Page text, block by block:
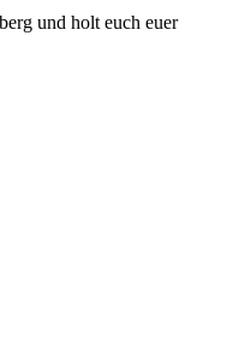
und holt euch euer